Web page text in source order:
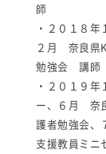
師
・２０１８
２月 奈良県
勉強会 講師
・２０１９
ー、６月 奈
護者勉強会
支援教員ミ